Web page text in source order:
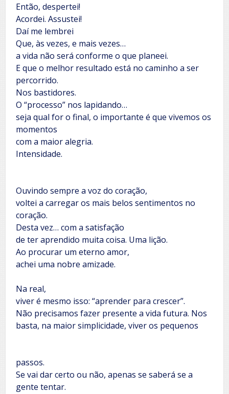
Então, despertei!
Acordei. Assustei!
Daí me lembrei
Que, às vezes, e mais vezes…
a vida não será conforme o que planeei.
E que o melhor resultado está no caminho a ser
percorrido.
Nos bastidores.
O “processo” nos lapidando…
seja qual for o final, o importante é que vivemos os
momentos
com a maior alegria.
Intensidade.
Ouvindo sempre a voz do coração,
voltei a carregar os mais belos sentimentos no
coração.
Desta vez… com a satisfação
de ter aprendido muita coisa. Uma lição.
Ao procurar um eterno amor,
achei uma nobre amizade.
Na real,
viver é mesmo isso: “aprender para crescer”.
Não precisamos fazer presente a vida futura. Nos
basta, na maior simplicidade, viver os pequenos
passos.
Se vai dar certo ou não, apenas se saberá se a
gente tentar.